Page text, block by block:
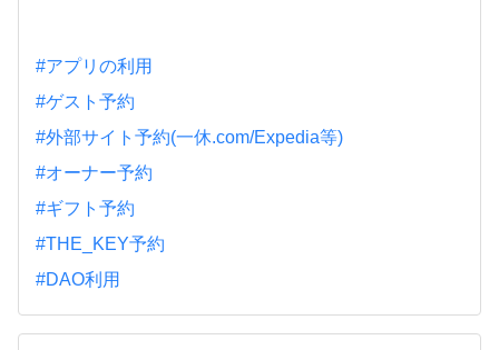
#アプリの利用
#ゲスト予約
#外部サイト予約(一休.com/Expedia等)
#オーナー予約
#ギフト予約
#THE_KEY予約
#DAO利用